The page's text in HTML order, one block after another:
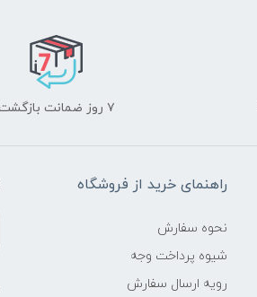
۷ روز ضمانت بازگشت
راهنمای خرید از فروشگاه
نحوه سفارش
شیوه پرداخت وجه
رویه ارسال سفارش